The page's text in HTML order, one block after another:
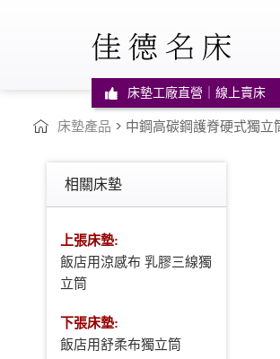
床墊工廠直營｜線上賣床
床墊產品 > 中鋼高碳鋼護脊硬式獨立
相關床墊
上張床墊:
飯店用涼感布 乳膠三線獨
立筒
下張床墊:
飯店用舒柔布獨立筒